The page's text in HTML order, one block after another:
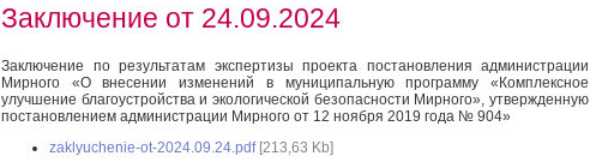
Заключение от 24.09.2024
Заключение по результатам экспертизы проекта постановления администрации
Мирного «О внесении изменений в муниципальную программу «Комплексное
улучшение благоустройства и экологической безопасности Мирного», утвержденную
постановлением администрации Мирного от 12 ноября 2019 года № 904»
zaklyuchenie-ot-2024.09.24.pdf[213,63 Kb]